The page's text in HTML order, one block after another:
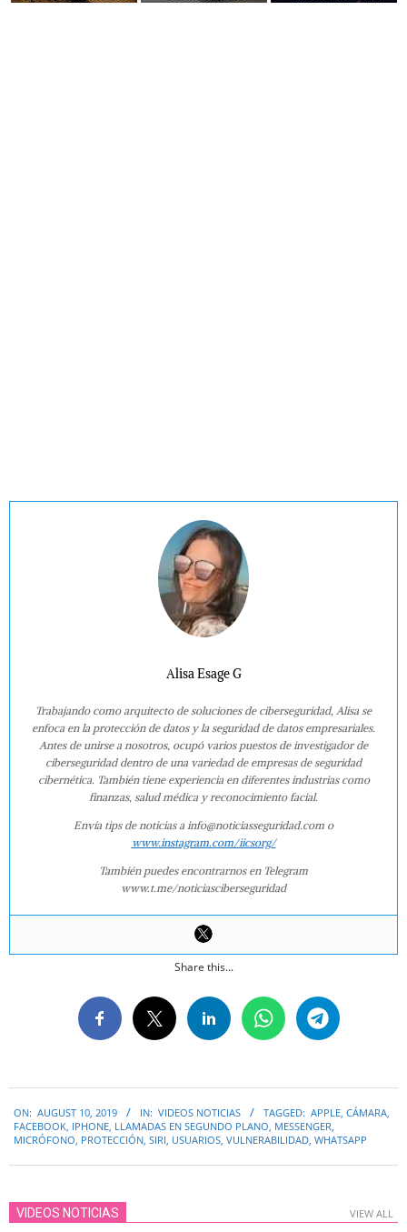
Alisa Esage G
Trabajando como arquitecto de soluciones de ciberseguridad, Alisa se
enfoca en la protección de datos y la seguridad de datos empresariales.
Antes de unirse a nosotros, ocupó varios puestos de investigador de
ciberseguridad dentro de una variedad de empresas de seguridad
cibernética. También tiene experiencia en diferentes industrias como
finanzas, salud médica y reconocimiento facial.
Envía tips de noticias a info@noticiasseguridad.com o
www.instagram.com/iicsorg/
También puedes encontrarnos en Telegram
www.t.me/noticiasciberseguridad
Share this...
08-
10
ON: AUGUST 10, 2019 IN: VIDEOS NOTICIAS TAGGED: APPLE, CÁMARA,
FACEBOOK, IPHONE, LLAMADAS EN SEGUNDO PLANO, MESSENGER,
MICRÓFONO, PROTECCIÓN, SIRI, USUARIOS, VULNERABILIDAD, WHATSAPP
VIDEOS NOTICIAS VIEW ALL